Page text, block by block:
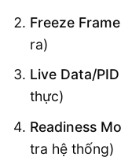
Freeze Frame
ra)
Live Data/PID
thực)
Readiness
tra hệ thống)